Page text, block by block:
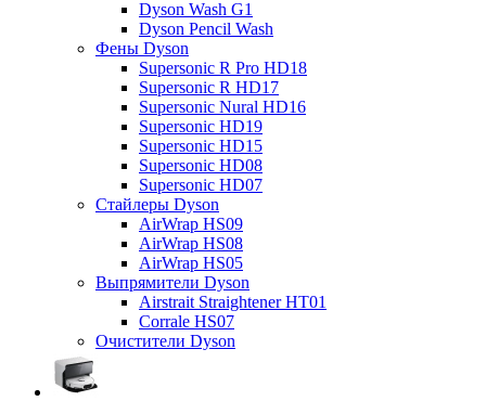
Dyson Wash G1
Dyson Pencil Wash
Фены Dyson
Supersonic R Pro HD18
Supersonic R HD17
Supersonic Nural HD16
Supersonic HD19
Supersonic HD15
Supersonic HD08
Supersonic HD07
Стайлеры Dyson
AirWrap HS09
AirWrap HS08
AirWrap HS05
Выпрямители Dyson
Airstrait Straightener HT01
Corrale HS07
Очистители Dyson